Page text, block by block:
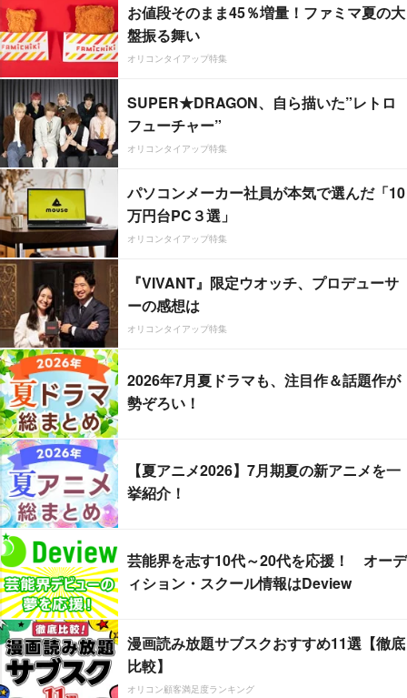
お値段そのまま45％増量！ファミマ夏の大
盤振る舞い
オリコンタイアップ特集
SUPER★DRAGON、自ら描いた”レトロ
フューチャー”
オリコンタイアップ特集
パソコンメーカー社員が本気で選んだ「10
万円台PC３選」
オリコンタイアップ特集
『VIVANT』限定ウオッチ、プロデューサ
ーの感想は
オリコンタイアップ特集
2026年7月夏ドラマも、注目作＆話題作が
勢ぞろい！
【夏アニメ2026】7月期夏の新アニメを一
挙紹介！
芸能界を志す10代～20代を応援！ オーデ
ィション・スクール情報はDeview
漫画読み放題サブスクおすすめ11選【徹底
比較】
オリコン顧客満足度ランキング